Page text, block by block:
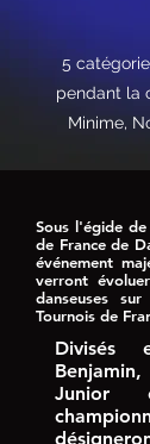
5
pendant la
Minime,
Sous l'égide de
de France de
événement
verront
danseuses
Tournois de
Divisés
Junior